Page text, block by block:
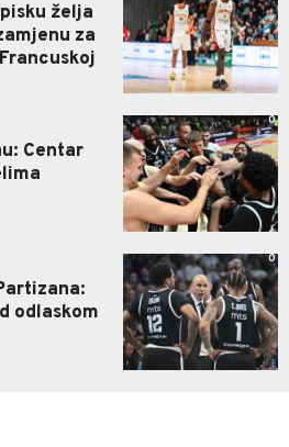
želja
za
Centar
0
odlaskom
0